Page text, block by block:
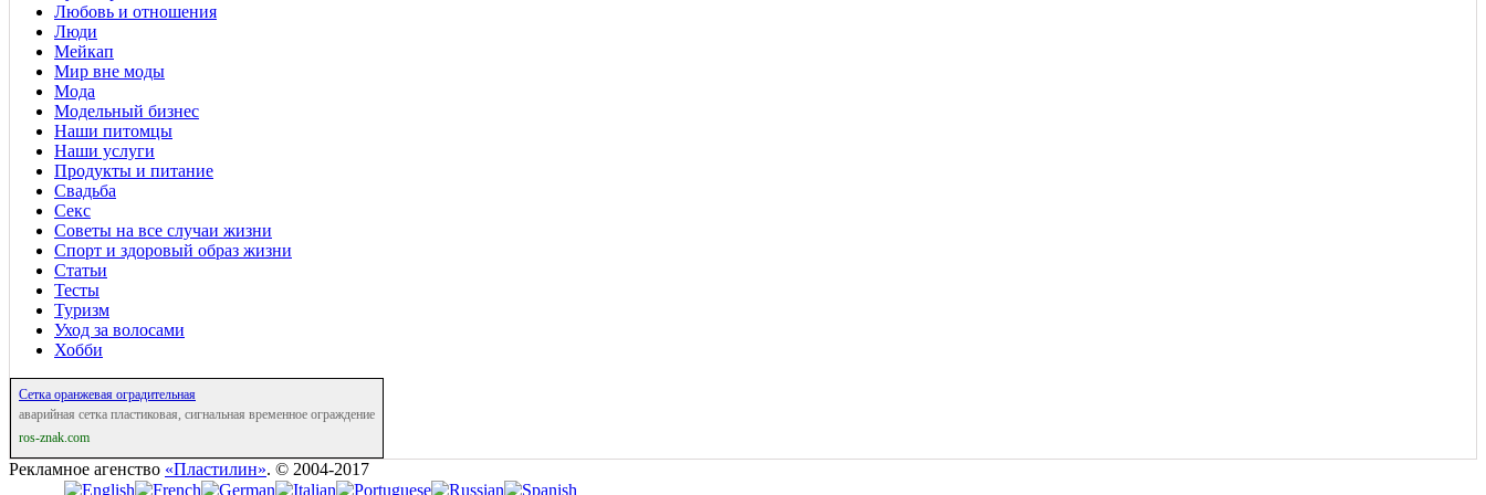
Любовь и отношения
Люди
Мейкап
Мир вне моды
Мода
Модельный бизнес
Наши питомцы
Наши услуги
Продукты и питание
Свадьба
Секс
Советы на все случаи жизни
Спорт и здоровый образ жизни
Статьи
Тесты
Туризм
Уход за волосами
Хобби
Сетка оранжевая оградительная
аварийная сетка пластиковая, сигнальная временное ограждение
ros-znak.com
Рекламное агенство «Пластилин». © 2004-2017